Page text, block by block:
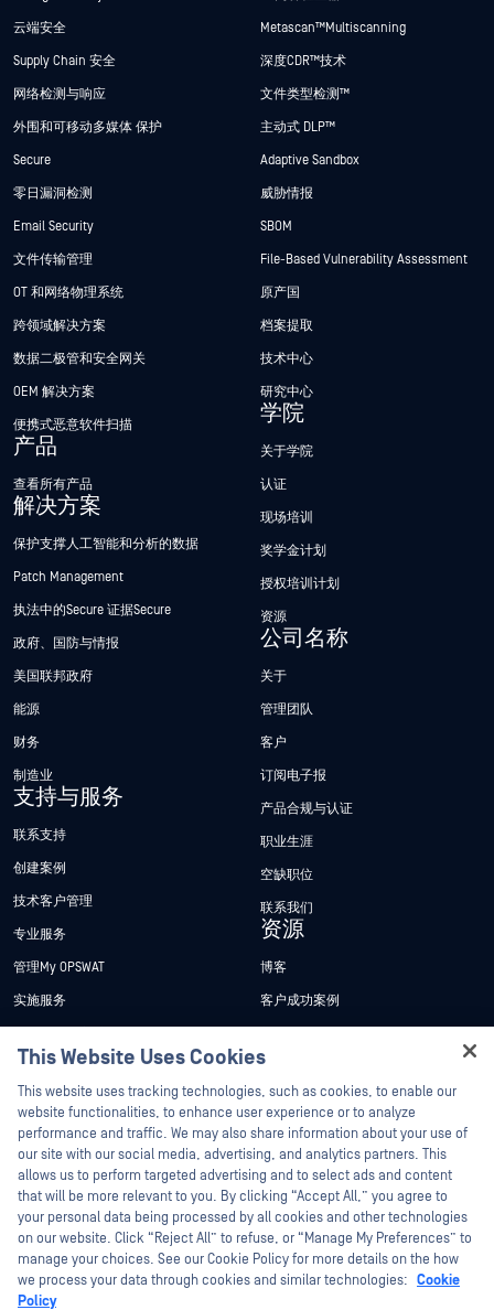
云端安全
Supply Chain 安全
网络检测与响应
外围和可移动多媒体 保护
Secure
零日漏洞检测
Email Security
文件传输管理
OT 和网络物理系统
跨领域解决方案
数据二极管和安全网关
OEM 解决方案
便携式恶意软件扫描
产品
查看所有产品
解决方案
保护支撑人工智能和分析的数据
Patch Management
执法中的Secure 证据Secure
政府、国防与情报
美国联邦政府
能源
财务
制造业
支持与服务
联系支持
创建案例
技术客户管理
专业服务
管理My OPSWAT
实施服务
技术文档
培训
漏洞计划
合作伙伴
认证
技术合作伙伴
渠道合作伙伴计划
Metascan™ Multiscanning
深度CDR™技术
文件类型检测™
主动式 DLP™
Adaptive Sandbox
威胁情报
SBOM
File-Based Vulnerability Assessment
原产国
档案提取
技术中心
研究中心
学院
关于学院
认证
现场培训
奖学金计划
授权培训计划
资源
公司名称
关于
管理团队
客户
订阅电子报
产品合规与认证
职业生涯
空缺职位
联系我们
资源
博客
客户成功案例
新闻报道
活动
网络研讨会
产品型录
白皮书
免费工具
This Website Uses Cookies
This website uses tracking technologies, such as cookies, to enable our
website functionalities, to enhance user experience or to analyze
performance and traffic. We may also share information about your use of
our site with our social media, advertising, and analytics partners. This
allows us to perform targeted advertising and to select ads and content
that will be more relevant to you. By clicking “Accept All,” you agree to
your personal data being processed by all cookies and other technologies
on our website. Click “Reject All” to refuse, or “Manage My Preferences” to
manage your choices. See our Cookie Policy for more details on the how
we process your data through cookies and similar technologies: Cookie
Policy
Hey there!
I'm Ozzy, your OPSWAT virtual assistant.
How can I help you secure what's critical
today?